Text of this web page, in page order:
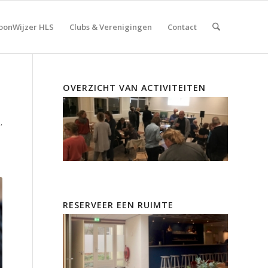
HLS Clubs & Verenigingen Contact
OVERZICHT VAN ACTIVITEITEN
RESERVEER EEN RUIMTE